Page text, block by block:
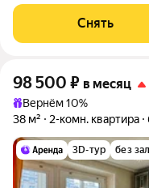
Посудомоечная машина
Снять
98 500 ₽ в месяц
Вернём 10%
38 м²
2-комн. квартира
3D-тур без